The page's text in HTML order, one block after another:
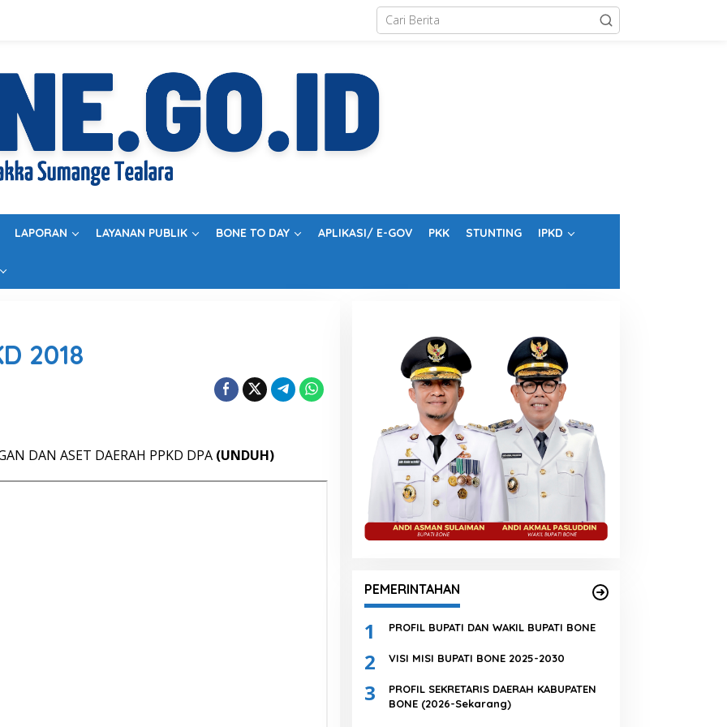
LAPORAN LAYANAN PUBLIK BONE TO DAY APLIKASI/ E-GOV PKK STUNTING IPKD
2018
DAN ASET DAERAH PPKD DPA (UNDUH)
PEMERINTAHAN
1 PROFIL BUPATI DAN WAKIL BUPATI BONE
2 VISI MISI BUPATI BONE 2025-2030
3
PROFIL SEKRETARIS DAERAH KABUPATEN
BONE (2026-Sekarang)